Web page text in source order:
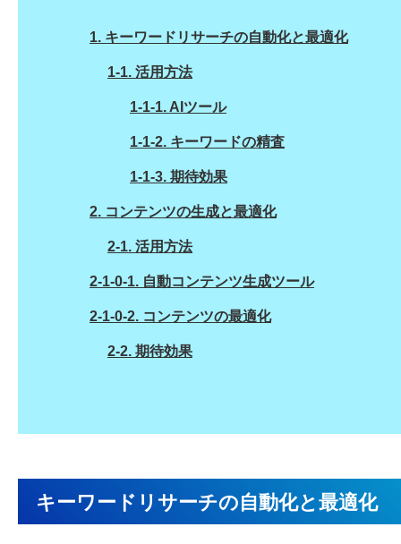
1. キーワードリサーチの自動化と最適化
1-1. 活用方法
1-1-1. AIツール
1-1-2. キーワードの精査
1-1-3. 期待効果
2. コンテンツの生成と最適化
2-1. 活用方法
2-1-0-1. 自動コンテンツ生成ツール
2-1-0-2. コンテンツの最適化
2-2. 期待効果
キーワードリサーチの自動化と最適化